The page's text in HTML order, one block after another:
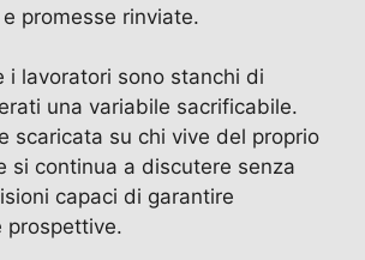
promesse rinviate.
i lavoratori sono stanchi di
una variabile sacrificabile.
scaricata su chi vive del proprio
si continua a discutere senza
capaci di garantire
prospettive.